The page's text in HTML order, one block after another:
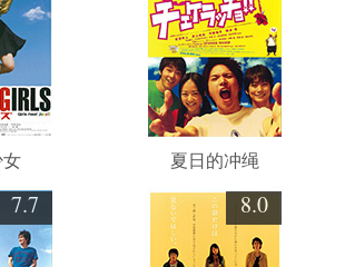
女 夏日的冲绳
7.7 8.0